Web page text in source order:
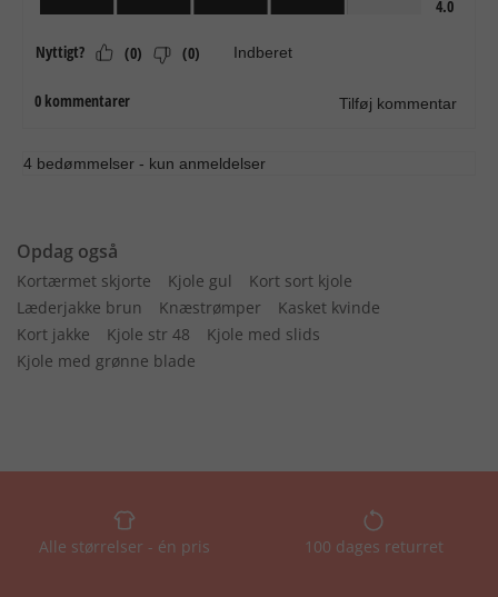
Opdag også
Kortærmet skjorte Kjole gul
Kort sort kjole
Læderjakke brun
Knæstrømper
Kasket kvinde
Kort jakke
Kjole str 48
Kjole med slids
Kjole med grønne blade
Alle størrelser - én pris 100 dages returret